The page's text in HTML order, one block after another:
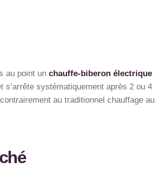
au point un chauffe-biberon électrique
s’arrête systématiquement après 2 ou 4
au traditionnel chauffage au